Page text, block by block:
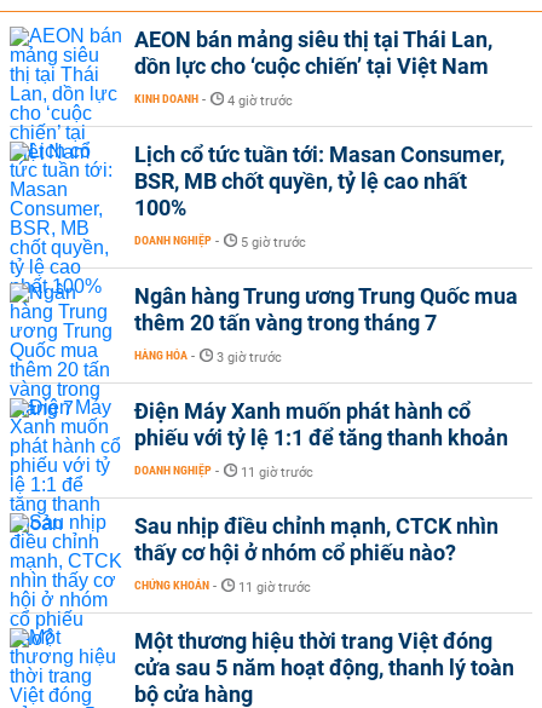
AEON bán mảng siêu thị tại Thái Lan,
dồn lực cho ‘cuộc chiến’ tại Việt Nam
KINH DOANH - 4 giờ trước
Lịch cổ tức tuần tới: Masan Consumer,
BSR, MB chốt quyền, tỷ lệ cao nhất
100%
DOANH NGHIỆP - 5 giờ trước
Ngân hàng Trung ương Trung Quốc mua
thêm 20 tấn vàng trong tháng 7
HÀNG HÓA - 3 giờ trước
Điện Máy Xanh muốn phát hành cổ
phiếu với tỷ lệ 1:1 để tăng thanh khoản
DOANH NGHIỆP - 11 giờ trước
Sau nhịp điều chỉnh mạnh, CTCK nhìn
thấy cơ hội ở nhóm cổ phiếu nào?
CHỨNG KHOÁN - 11 giờ trước
Một thương hiệu thời trang Việt đóng
cửa sau 5 năm hoạt động, thanh lý toàn
bộ cửa hàng